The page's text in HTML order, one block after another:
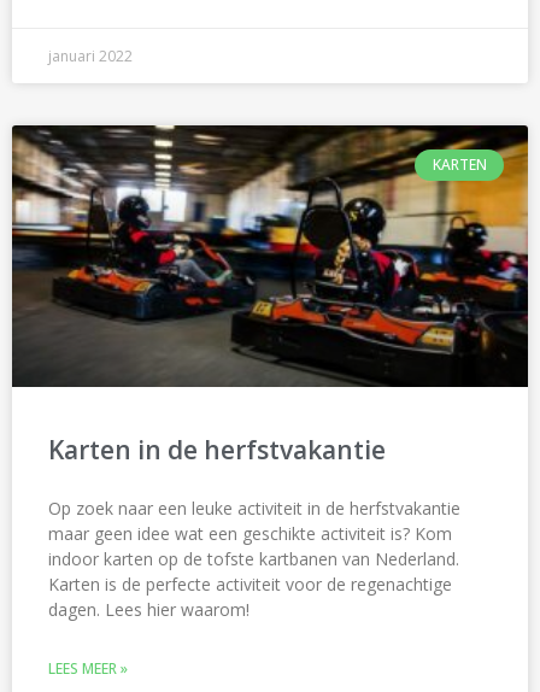
januari 2022
KARTEN
Karten in de herfstvakantie
Op zoek naar een leuke activiteit in de herfstvakantie
maar geen idee wat een geschikte activiteit is? Kom
indoor karten op de tofste kartbanen van Nederland.
Karten is de perfecte activiteit voor de regenachtige
dagen. Lees hier waarom!
LEES MEER »